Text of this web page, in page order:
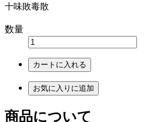
数量
カートに入れる
お気に入りに追加
商品について